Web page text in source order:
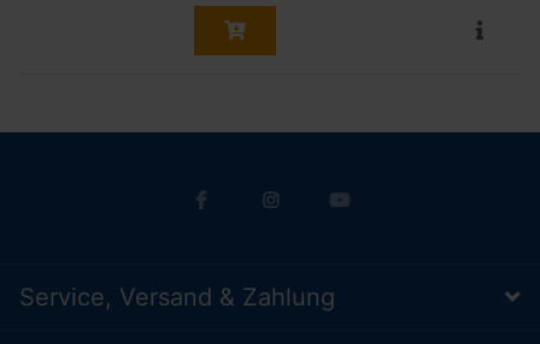
Service, Versand & Zahlung